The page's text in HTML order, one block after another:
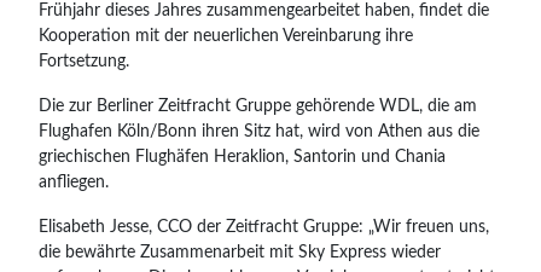
Frühjahr dieses Jahres zusammengearbeitet haben, findet die
Kooperation mit der neuerlichen Vereinbarung ihre
Fortsetzung.
Die zur Berliner Zeitfracht Gruppe gehörende WDL, die am
Flughafen Köln/Bonn ihren Sitz hat, wird von Athen aus die
griechischen Flughäfen Heraklion, Santorin und Chania
anfliegen.
Elisabeth Jesse, CCO der Zeitfracht Gruppe: „Wir freuen uns,
die bewährte Zusammenarbeit mit Sky Express wieder